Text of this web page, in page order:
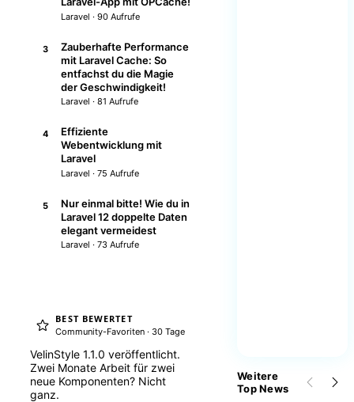
Laravel · 90 Aufrufe
3
Zauberhafte Performance
mit Laravel Cache: So
entfachst du die Magie
der Geschwindigkeit!
Laravel · 81 Aufrufe
4
Effiziente
Webentwicklung mit
Laravel
Laravel · 75 Aufrufe
5
Nur einmal bitte! Wie du in
Laravel 12 doppelte Daten
elegant vermeidest
Laravel · 73 Aufrufe
BEST BEWERTET
Community-Favoriten · 30 Tage
VelinStyle 1.1.0 veröffentlicht.
Zwei Monate Arbeit für zwei
neue Komponenten? Nicht
ganz.
Weitere
Top News